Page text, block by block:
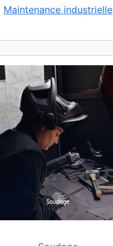
Maintenance industrielle